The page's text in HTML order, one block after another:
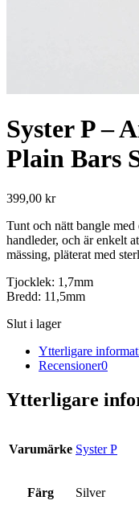
Syster P –
Plain Bars
399,00 kr
Tunt och nätt bangle med
handleder, och är enkelt
mässing, pläterat med
Tjocklek: 1,7mm
Bredd: 11,5mm
Slut i lager
Ytterligare
Recensioner0
Ytterligare
Varumärke Syster P
Färg Silver